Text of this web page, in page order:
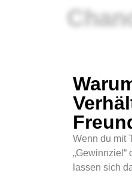
Wenn du mit
„Gewinnziel“
lassen sich